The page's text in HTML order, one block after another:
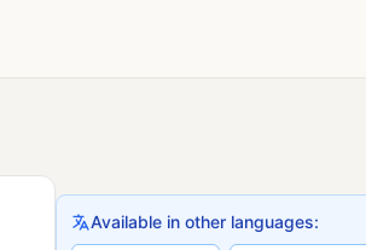
Available in other languages: